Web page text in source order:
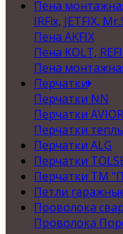
Пена
IRFix, JETFIX,
Пена AKFIX
Пена KOLT,
Пена
Перчатки
Перчатки NN
Перчатки
Перчатки
Перчатки ALG
Перчатки
Перчатки ТМ
Петли
Проволока
Проволока